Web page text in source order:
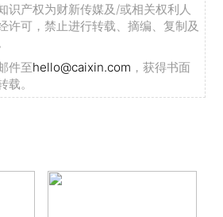
识产权为财新传媒及/或相关权利人
许可，禁止进行转载、摘编、复制及
件至hello@caixin.com ，获得书面
。